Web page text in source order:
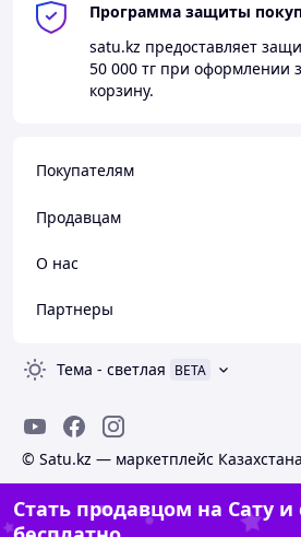
Программа защиты
satu.kz предоставляет
50 000 тг при оформлении
корзину.
Покупателям
Продавцам
О нас
Партнеры
Тема - светлая BETA
© Satu.kz — маркетплейс
Стать продавцом на Сату и